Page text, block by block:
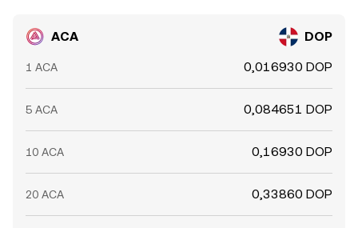
фундаментальных драйверов и отражается в текущем
ACA DOP
1 ACA 0,016930 DOP
5 ACA 0,084651 DOP
10 ACA 0,16930 DOP
20 ACA 0,33860 DOP